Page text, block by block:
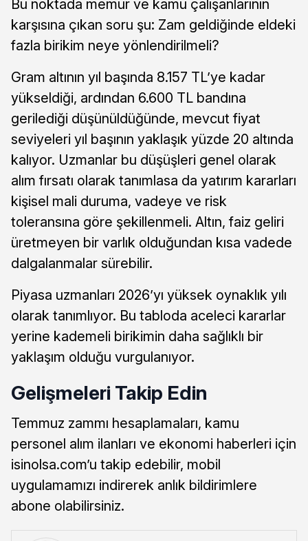
Bu noktada memur ve kamu çalışanlarının
karşısına çıkan soru şu: Zam geldiğinde eldeki
fazla birikim neye yönlendirilmeli?
Gram altının yıl başında 8.157 TL’ye kadar
yükseldiği, ardından 6.600 TL bandına
gerilediği düşünüldüğünde, mevcut fiyat
seviyeleri yıl başının yaklaşık yüzde 20 altında
kalıyor. Uzmanlar bu düşüşleri genel olarak
alım fırsatı olarak tanımlasa da yatırım kararları
kişisel mali duruma, vadeye ve risk
toleransına göre şekillenmeli. Altın, faiz geliri
üretmeyen bir varlık olduğundan kısa vadede
dalgalanmalar sürebilir.
Piyasa uzmanları 2026’yı yüksek oynaklık yılı
olarak tanımlıyor. Bu tabloda aceleci kararlar
yerine kademeli birikimin daha sağlıklı bir
yaklaşım olduğu vurgulanıyor.
Gelişmeleri Takip Edin
Temmuz zammı hesaplamaları, kamu
personel alım ilanları ve ekonomi haberleri için
isinolsa.com’u takip edebilir, mobil
uygulamamızı indirerek anlık bildirimlere
abone olabilirsiniz.